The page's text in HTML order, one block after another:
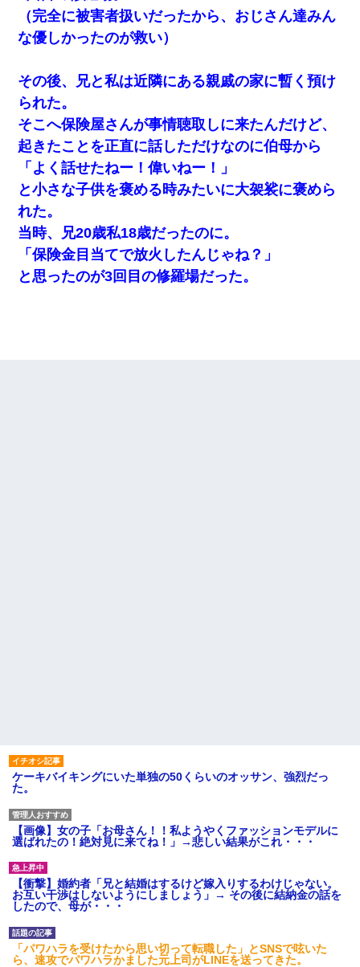
（完全に被害者扱いだったから、おじさん達みん
な優しかったのが救い）
その後、兄と私は近隣にある親戚の家に暫く預け
られた。
そこへ保険屋さんが事情聴取しに来たんだけど、
起きたことを正直に話しただけなのに伯母から
「よく話せたねー！偉いねー！」
と小さな子供を褒める時みたいに大袈裟に褒めら
れた。
当時、兄20歳私18歳だったのに。
「保険金目当てで放火したんじゃね？」
と思ったのが3回目の修羅場だった。
ケーキバイキングにいた単独の50くらいのオッサン、強烈だっ
た。
【画像】女の子「お母さん！！私ようやくファッションモデルに
選ばれたの！絶対見に来てね！」→悲しい結果がこれ・・・
【衝撃】婚約者「兄と結婚はするけど嫁入りするわけじゃない。
お互い干渉はしないようにしましょう」→ その後に結納金の話を
したので、母が・・・
「パワハラを受けたから思い切って転職した」とSNSで呟いた
ら、速攻でパワハラかました元上司がLINEを送ってきた。